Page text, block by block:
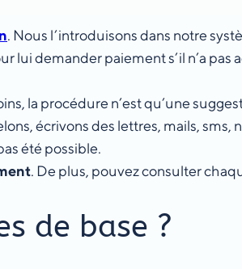
. Nous l’introduisons dans notre
lui demander paiement s’il n’a pas
la procédure n’est qu’une
écrivons des lettres, mails, sms,
été possible.
. De plus, pouvez consulter
de base ?